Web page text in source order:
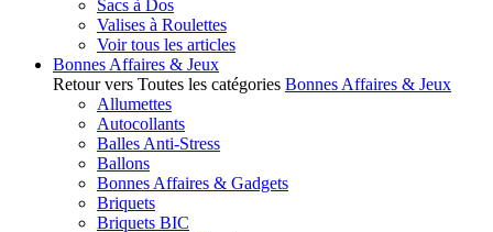
Sacs à Dos
Valises à Roulettes
Voir tous les articles
Bonnes Affaires & Jeux
Retour vers Toutes les catégories Bonnes Affaires & Jeux
Allumettes
Autocollants
Balles Anti-Stress
Ballons
Bonnes Affaires & Gadgets
Briquets
Briquets BIC